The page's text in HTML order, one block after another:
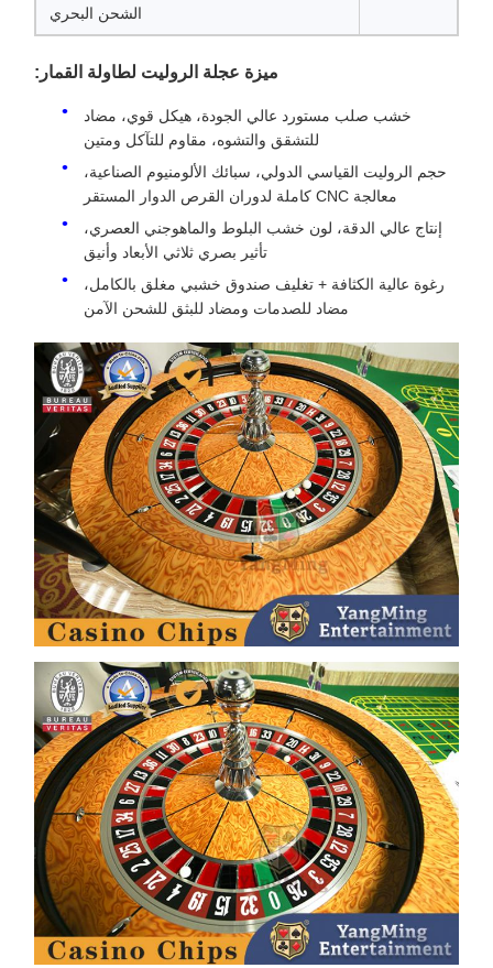
الشحن البحري
ميزة عجلة الروليت لطاولة القمار:
خشب صلب مستورد عالي الجودة، هيكل قوي، مضاد
للتشقق والتشوه، مقاوم للتآكل ومتين
حجم الروليت القياسي الدولي، سبائك الألومنيوم الصناعية،
معالجة CNC كاملة لدوران القرص الدوار المستقر
إنتاج عالي الدقة، لون خشب البلوط والماهوجني العصري،
تأثير بصري ثلاثي الأبعاد وأنيق
رغوة عالية الكثافة + تغليف صندوق خشبي مغلق بالكامل،
مضاد للصدمات ومضاد للبثق للشحن الآمن